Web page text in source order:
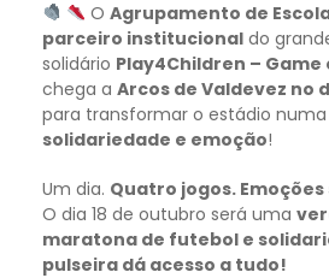
O Agrupamento de
parceiro institucional do
solidário Play4Children – Game
chega a Arcos de Valdevez no
para transformar o estádio
solidariedade e emoção!
Um dia. Quatro jogos.
O dia 18 de outubro será uma
maratona de futebol e
pulseira dá acesso a tudo!